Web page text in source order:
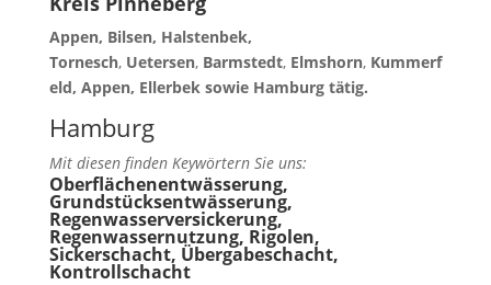
Appen, Bilsen, Halstenbek,
Tornesch, Uetersen, Barmstedt, Elmshorn, Kummerf
eld, Appen, Ellerbek sowie Hamburg tätig.
Hamburg
Mit diesen finden Keywörtern Sie uns:
Oberflächenentwässerung,
Grundstücksentwässerung,
Regenwasserversickerung,
Regenwassernutzung, Rigolen,
Sickerschacht, Übergabeschacht,
Kontrollschacht